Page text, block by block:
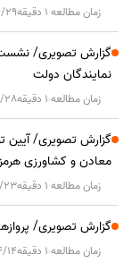
زمان مطالعه 1 دقیقه 29
گزارش تصویری/ نشست
نمایندگان دولت
زمان مطالعه 1 دقیقه 28
گزارش تصویری/ آیین
معادن و کشاورزی
زمان مطالعه 1 دقیقه 23
گزارش تصویری/
زمان مطالعه 1 دقیقه 14